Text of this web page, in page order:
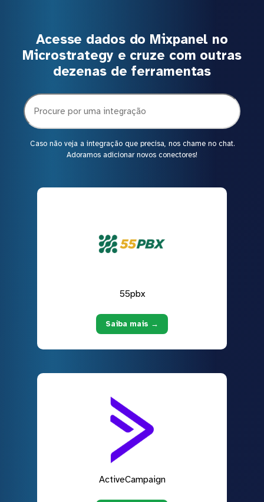
Acesse dados do Mixpanel no
Microstrategy e cruze com outras
dezenas de ferramentas
Caso não veja a integração que precisa, nos chame no chat.
Adoramos adicionar novos conectores!
55pbx
Saiba mais →
ActiveCampaign